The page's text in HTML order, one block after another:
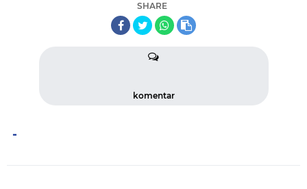
SHARE
komentar
-